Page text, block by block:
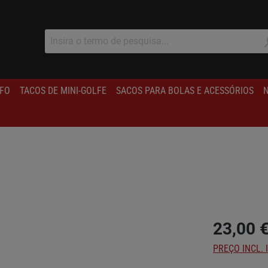
TACOS DE MINI-GOLFE SACOS PARA BOLAS E ACESSÓRIOS
23,00 €
PREÇO INCL.